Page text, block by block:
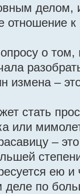
делом,
отношение
о том,
измена –
стать
или
–
ею и
деле по